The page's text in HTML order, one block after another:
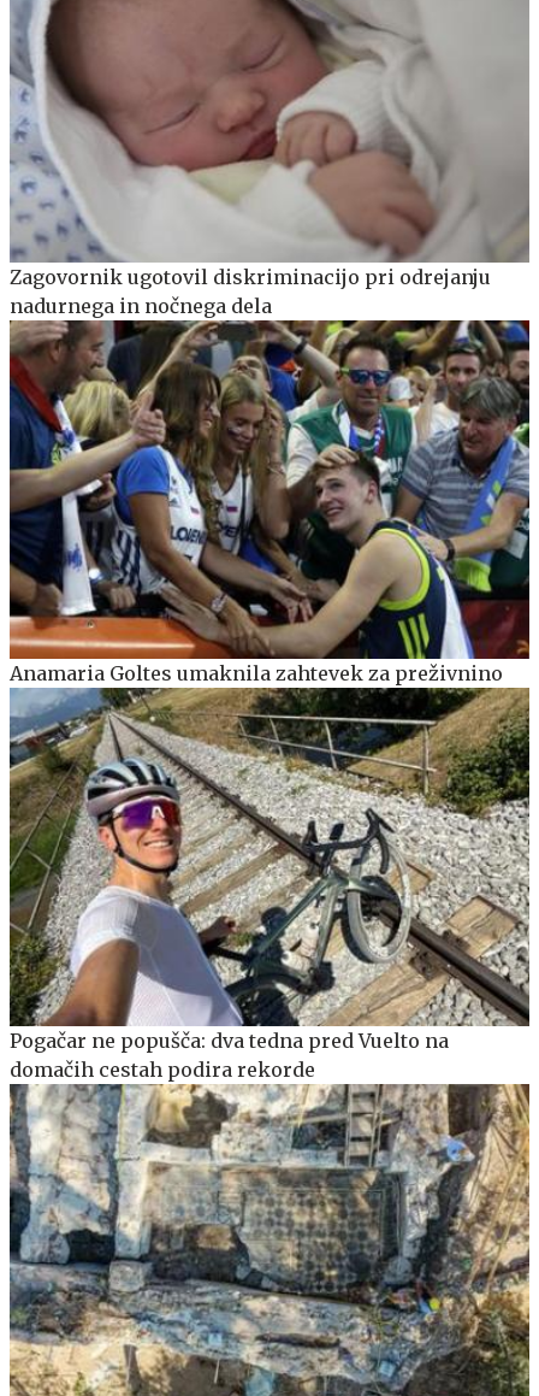
Zagovornik ugotovil diskriminacijo pri odrejanju
nadurnega in nočnega dela
Anamaria Goltes umaknila zahtevek za preživnino
Pogačar ne popušča: dva tedna pred Vuelto na
domačih cestah podira rekorde